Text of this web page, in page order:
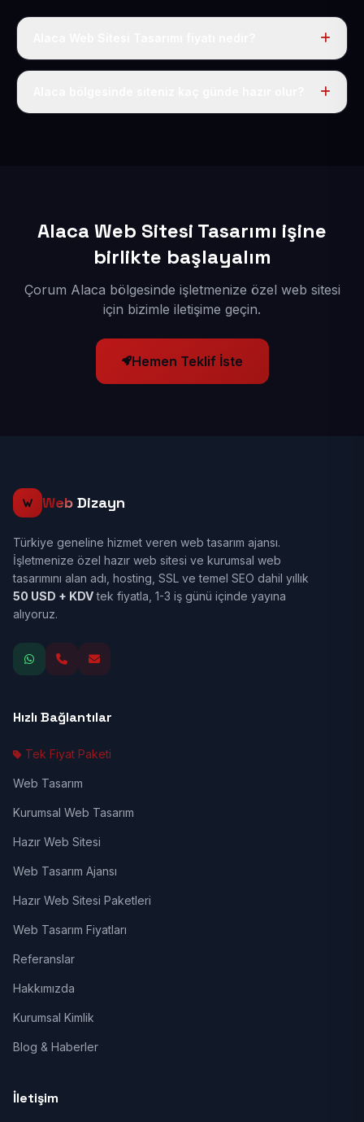
Tek fiyat uygulanır: yıllık 50 USD + KDV. Bu bedele alan
Alaca Web Sitesi Tasarımı işine
birlikte başlayalım
Çorum Alaca bölgesinde işletmenize özel web sitesi
için bizimle iletişime geçin.
Hemen Teklif İste
Web Dizayn
Türkiye geneline hizmet veren web tasarım ajansı.
İşletmenize özel hazır web sitesi ve kurumsal web
tasarımını alan adı, hosting, SSL ve temel SEO dahil yıllık
50 USD + KDVtek fiyatla, 1-3 iş günü içinde yayına
alıyoruz.
Hızlı Bağlantılar
Tek Fiyat Paketi
Web Tasarım
Kurumsal Web Tasarım
Hazır Web Sitesi
Web Tasarım Ajansı
Hazır Web Sitesi Paketleri
Web Tasarım Fiyatları
Referanslar
Hakkımızda
Kurumsal Kimlik
Blog & Haberler
İletişim